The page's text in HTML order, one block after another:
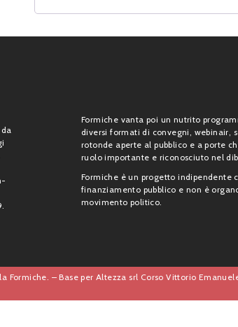
Formiche vanta poi un nutrito
diversi formati di convegni, webinair,
rotonde aperte al pubblico e a porte
ruolo importante e riconosciuto nel
Formiche è un progetto indipendente
finanziamento pubblico e non è
movimento politico.
Formiche. – Base per Altezza srl Corso Vittorio